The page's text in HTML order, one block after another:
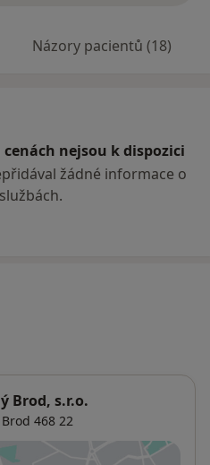
Názory pacientů (18)
nejsou k dispozici
žádné informace o
Brod, s.r.o.
468 22